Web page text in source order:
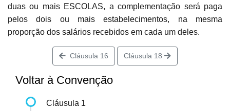
duas ou mais ESCOLAS, a complementação será paga
pelos dois ou mais estabelecimentos, na mesma
proporção dos salários recebidos em cada um deles.
Cláusula 16 Cláusula 18
Voltar à Convenção
Cláusula 1